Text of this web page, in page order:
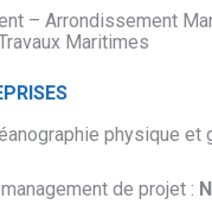
– Arrondissement
Maritimes
physique et
de projet :